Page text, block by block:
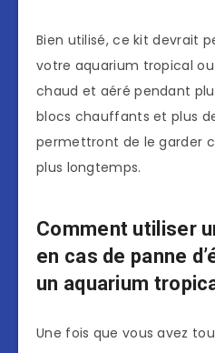
Bien utilisé, ce kit devrait
votre aquarium tropical
chaud et aéré pendant
blocs chauffants et plus
permettront de le garder
plus longtemps.
Comment utiliser
en cas de panne
un aquarium
Une fois que vous avez